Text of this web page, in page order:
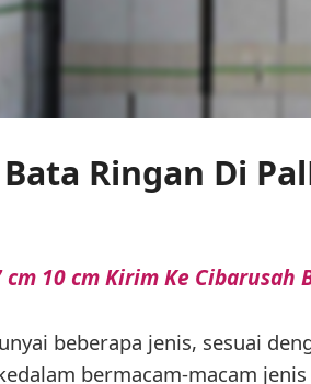
Ringan Di
cm 10 cm Kirim Ke Cibarusah
beberapa jenis, sesuai
bermacam-macam